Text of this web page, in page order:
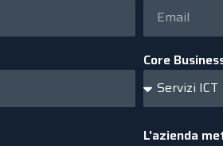
Core
L'azienda